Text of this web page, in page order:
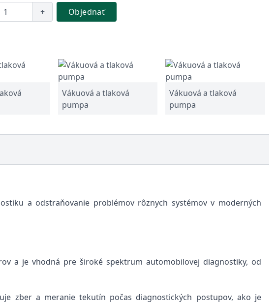
+ Objednať
Vákuová a tlaková
pumpa
Vákuová a tlaková
pumpa
a odstraňovanie problémov rôznych systémov v moderných
a je vhodná pre široké spektrum automobilovej diagnostiky, od
zber a meranie tekutín počas diagnostických postupov, ako je